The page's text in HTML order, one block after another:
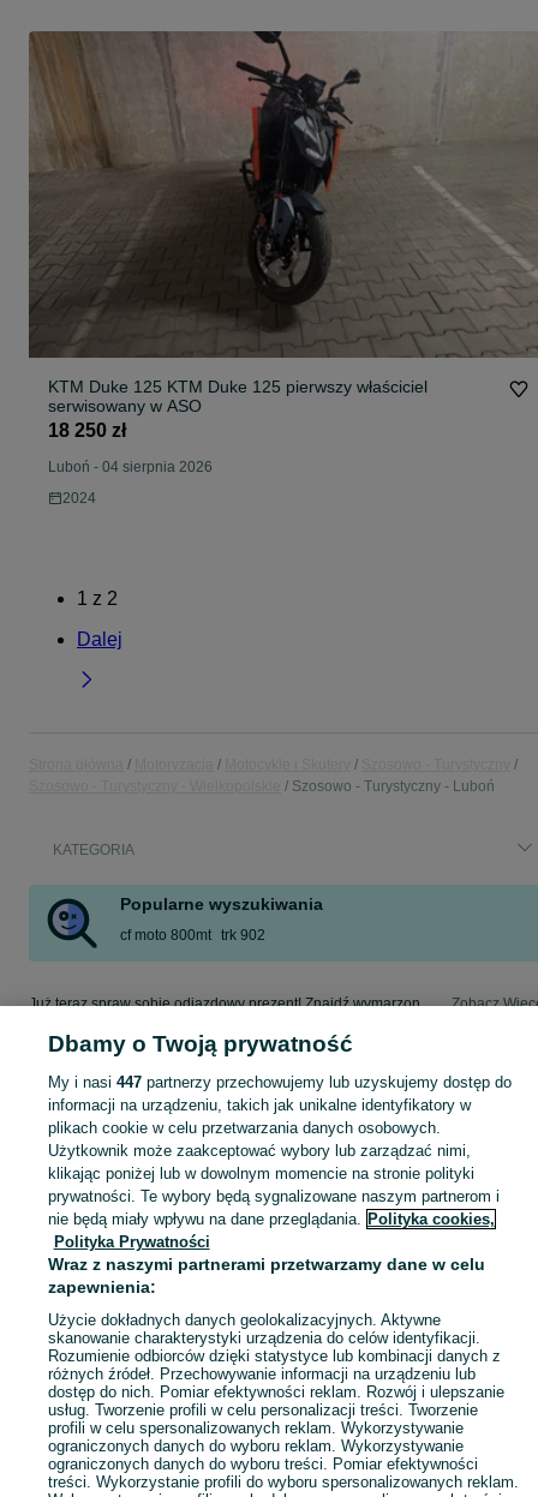
KTM Duke 125 KTM Duke 125 pierwszy właściciel
serwisowany w ASO
18 250 zł
Luboń - 04 sierpnia 2026
2024
1 z 2
Dalej
Szosowo - Turystyczny - Luboń
KATEGORIA
Popularne wyszukiwania
cf moto 800mt trk 902
Już teraz spraw sobie odjazdowy prezent! Znajdź wymarzonego dwuślada w kategorii Szosowo - Turystyczny na OLX - Luboń i okolice! Zobacz
Mapa kategorii
Mapa miejscowości
Mapa ministron
Popularne wyszukiwania
Dbamy o Twoją prywatność
My i nasi 447partnerzy przechowujemy lub uzyskujemy dostęp do
informacji na urządzeniu, takich jak unikalne identyfikatory w
plikach cookie w celu przetwarzania danych osobowych.
Użytkownik może zaakceptować wybory lub zarządzać nimi,
klikając poniżej lub w dowolnym momencie na stronie polityki
prywatności. Te wybory będą sygnalizowane naszym partnerom i
nie będą miały wpływu na dane przeglądania. Polityka cookies,
Polityka Prywatności
Wraz z naszymi partnerami przetwarzamy dane w celu
zapewnienia:
Użycie dokładnych danych geolokalizacyjnych. Aktywne
skanowanie charakterystyki urządzenia do celów identyfikacji.
Rozumienie odbiorców dzięki statystyce lub kombinacji danych z
różnych źródeł. Przechowywanie informacji na urządzeniu lub
dostęp do nich. Pomiar efektywności reklam. Rozwój i ulepszanie
usług. Tworzenie profili w celu personalizacji treści. Tworzenie
profili w celu spersonalizowanych reklam. Wykorzystywanie
ograniczonych danych do wyboru reklam. Wykorzystywanie
ograniczonych danych do wyboru treści. Pomiar efektywności
treści. Wykorzystanie profili do wyboru spersonalizowanych reklam.